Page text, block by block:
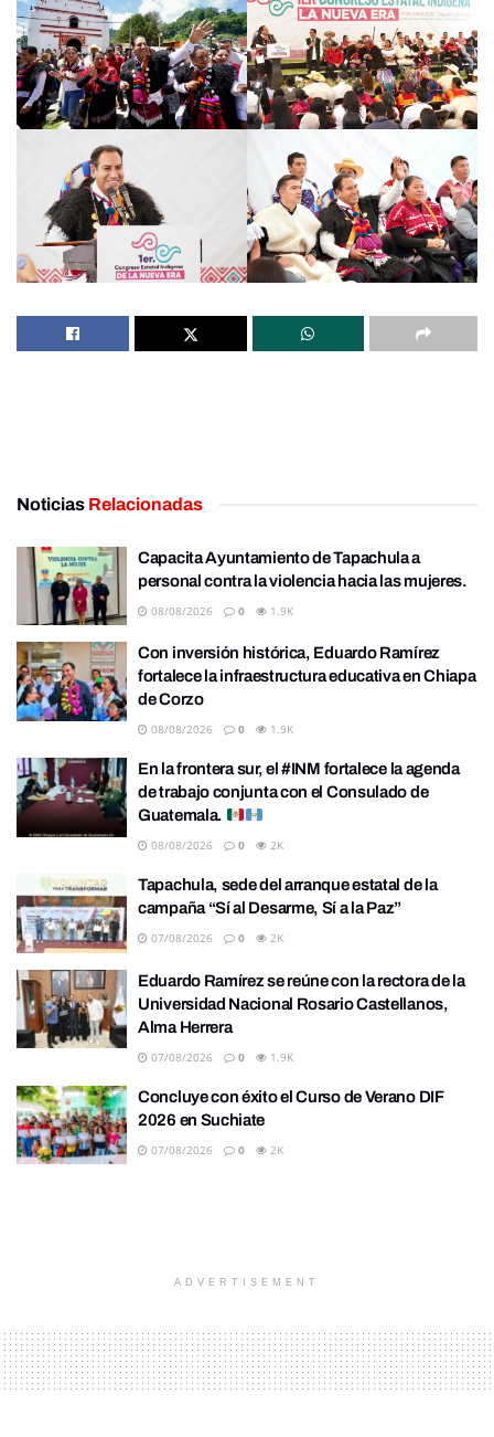
Noticias Relacionadas
Capacita Ayuntamiento de Tapachula a
personal contra la violencia hacia las mujeres.
08/08/2026 0 1.9K
Con inversión histórica, Eduardo Ramírez
fortalece la infraestructura educativa en Chiapa
de Corzo
08/08/2026 0 1.9K
En la frontera sur, el #INM fortalece la agenda
de trabajo conjunta con el Consulado de
Guatemala.
08/08/2026 0 2K
Tapachula, sede del arranque estatal de la
campaña “Sí al Desarme, Sí a la Paz”
07/08/2026 0 2K
Eduardo Ramírez se reúne con la rectora de la
Universidad Nacional Rosario Castellanos,
Alma Herrera
07/08/2026 0 1.9K
Concluye con éxito el Curso de Verano DIF
2026 en Suchiate
07/08/2026 0 2K
ADVERTISEMENT